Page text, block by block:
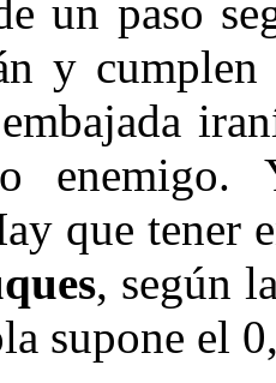
un paso
y
que tener
, según
supone el